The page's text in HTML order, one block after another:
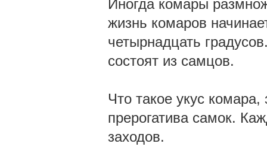
Иногда комары
жизнь комаров
четырнадцать
состоят из самцов.
Что такое укус
прерогатива самок.
заходов.